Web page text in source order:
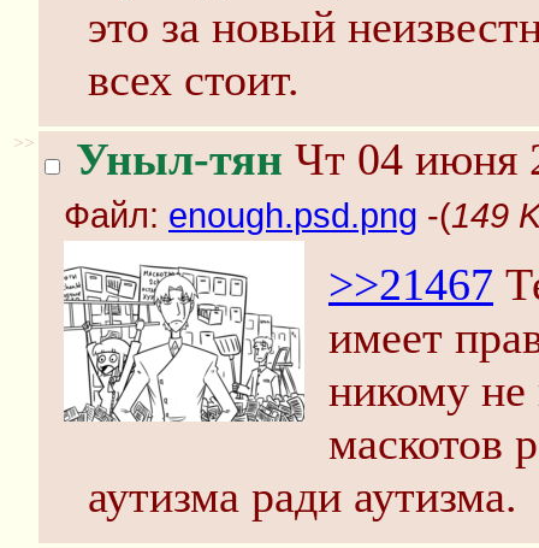
это за новый
всех стоит.
>> Уныл-тян Чт 04 июня
Файл: enough.psd.png -(149
>>21467
имеет
никому
маскотов
аутизма ради аутизма.